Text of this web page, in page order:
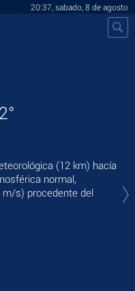
20:37, sabado, 8 de agosto
°
(12 km) hacía
normal,
m/s) procedente del